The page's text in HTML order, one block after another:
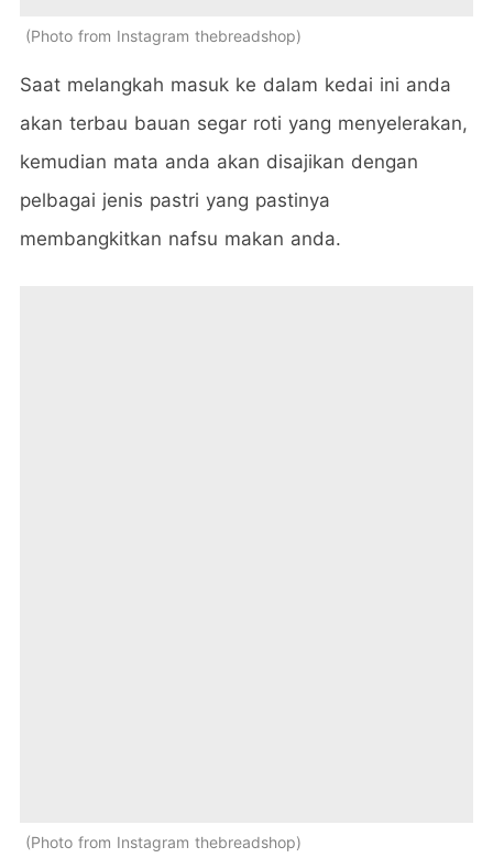
Photo from Instagram thebreadshop
Saat melangkah masuk ke dalam kedai ini anda
akan terbau bauan segar roti yang menyelerakan,
kemudian mata anda akan disajikan dengan
pelbagai jenis pastri yang pastinya
membangkitkan nafsu makan anda.
Photo from Instagram thebreadshop